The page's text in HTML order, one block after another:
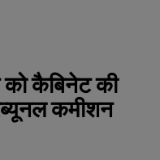
कैबिनेट की
कमीशन